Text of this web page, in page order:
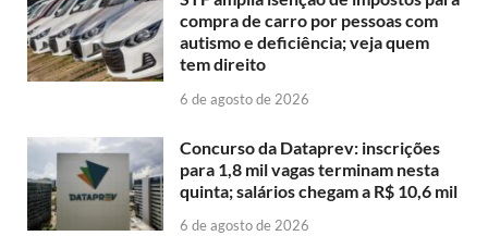
compra de carro por pessoas com
autismo e deficiência; veja quem
tem direito
6 de agosto de 2026
Concurso da Dataprev: inscrições
para 1,8 mil vagas terminam nesta
quinta; salários chegam a R$ 10,6 mil
6 de agosto de 2026